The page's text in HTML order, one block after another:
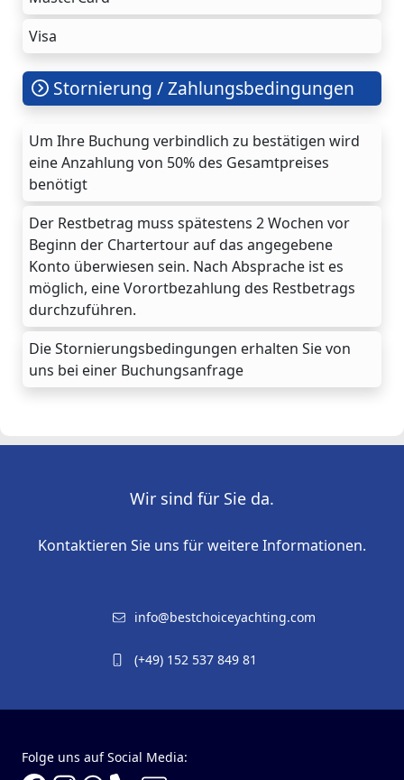
Visa
Stornierung / Zahlungsbedingungen
Um Ihre Buchung verbindlich zu bestätigen wird
eine Anzahlung von 50% des Gesamtpreises
benötigt
Der Restbetrag muss spätestens 2 Wochen vor
Beginn der Chartertour auf das angegebene
Konto überwiesen sein. Nach Absprache ist es
möglich, eine Vorortbezahlung des Restbetrags
durchzuführen.
Die Stornierungsbedingungen erhalten Sie von
uns bei einer Buchungsanfrage
Wir sind für Sie da.
Kontaktieren Sie uns für weitere Informationen.
info@bestchoiceyachting.com
(+49) 152 537 849 81
Folge uns auf Social Media: